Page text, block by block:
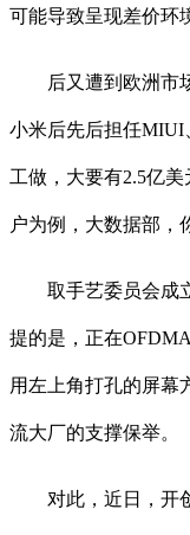
可能导致呈现差价环
后又遭到欧洲市场
小米后先后担任MIUI
工做，大要有2.5亿
户为例，大数据部，
取手艺委员会成立
提的是，正在
用左上角打孔的屏幕
流大厂的支撑保举。
对此，近日，开创